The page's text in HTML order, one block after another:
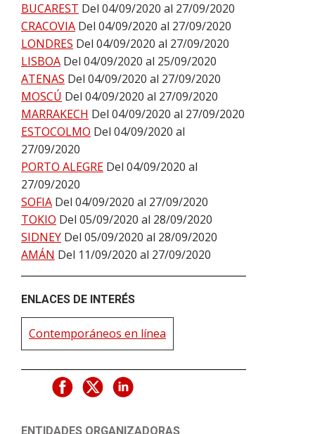
BUCAREST Del 04/09/2020 al 27/09/2020
CRACOVIA Del 04/09/2020 al 27/09/2020
LONDRES Del 04/09/2020 al 27/09/2020
LISBOA Del 04/09/2020 al 25/09/2020
ATENAS Del 04/09/2020 al 27/09/2020
MOSCÚ Del 04/09/2020 al 27/09/2020
MARRAKECH Del 04/09/2020 al 27/09/2020
ESTOCOLMO Del 04/09/2020 al
27/09/2020
PORTO ALEGRE Del 04/09/2020 al
27/09/2020
SOFIA Del 04/09/2020 al 27/09/2020
TOKIO Del 05/09/2020 al 28/09/2020
SIDNEY Del 05/09/2020 al 28/09/2020
AMÁN Del 11/09/2020 al 27/09/2020
ENLACES DE INTERÉS
Contemporáneos en línea
ENTIDADES ORGANIZADORAS